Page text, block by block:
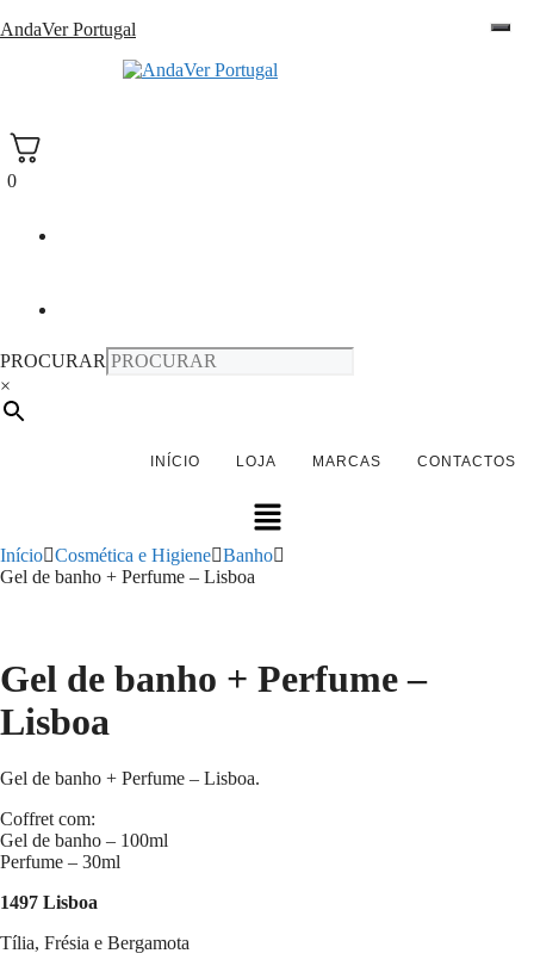
Saltar
AndaVer Portugal
0
PROCURAR
×
INÍCIO LOJA MARCAS CONTACTOS
Menu
Início Cosmética e Higiene Banho
Gel de banho + Perfume – Lisboa
Gel de banho + Perfume –
Lisboa
Gel de banho + Perfume – Lisboa.
Coffret com:
Gel de banho – 100ml
Perfume – 30ml
1497 Lisboa
Tília, Frésia e Bergamota